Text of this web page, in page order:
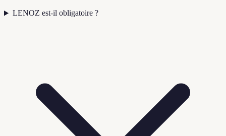
LENOZ est-il obligatoire ?